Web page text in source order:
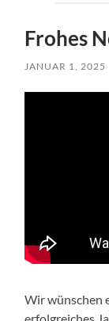
Frohes
JANUAR 1, 2025
Wir wünschen